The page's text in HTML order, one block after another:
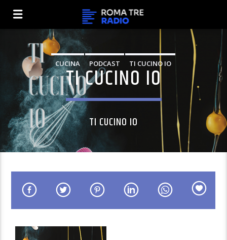
CUCINA PODCAST TI CUCINO IO
TI CUCINO IO
TI CUCINO IO